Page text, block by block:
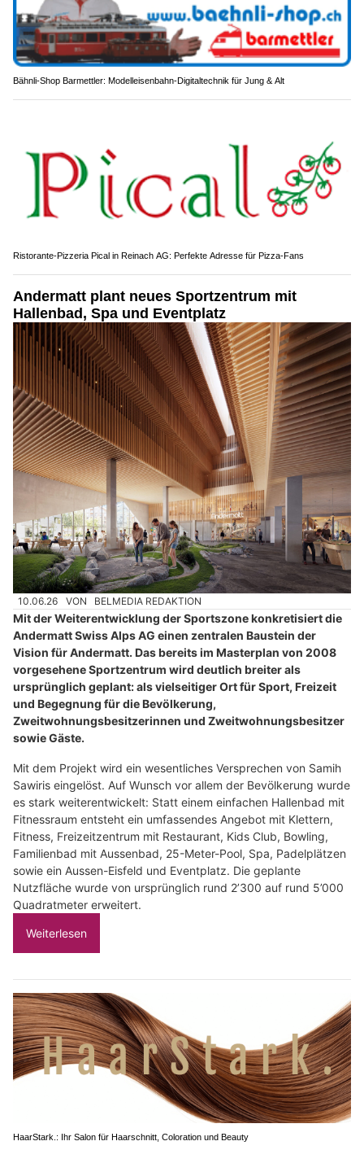
Bähnli-Shop Barmettler: Modelleisenbahn-Digitaltechnik für Jung & Alt
Ristorante-Pizzeria Pical in Reinach AG: Perfekte Adresse für Pizza-Fans
Andermatt plant neues Sportzentrum mit
Hallenbad, Spa und Eventplatz
10.06.26 VON BELMEDIA REDAKTION
Mit der Weiterentwicklung der Sportszone konkretisiert die
Andermatt Swiss Alps AG einen zentralen Baustein der
Vision für Andermatt. Das bereits im Masterplan von 2008
vorgesehene Sportzentrum wird deutlich breiter als
ursprünglich geplant: als vielseitiger Ort für Sport, Freizeit
und Begegnung für die Bevölkerung,
Zweitwohnungsbesitzerinnen und Zweitwohnungsbesitzer
sowie Gäste.
Mit dem Projekt wird ein wesentliches Versprechen von Samih
Sawiris eingelöst. Auf Wunsch vor allem der Bevölkerung wurde
es stark weiterentwickelt: Statt einem einfachen Hallenbad mit
Fitnessraum entsteht ein umfassendes Angebot mit Klettern,
Fitness, Freizeitzentrum mit Restaurant, Kids Club, Bowling,
Familienbad mit Aussenbad, 25-Meter-Pool, Spa, Padelplätzen
sowie ein Aussen-Eisfeld und Eventplatz. Die geplante
Nutzfläche wurde von ursprünglich rund 2’300 auf rund 5’000
Quadratmeter erweitert.
Weiterlesen
HaarStark.: Ihr Salon für Haarschnitt, Coloration und Beauty